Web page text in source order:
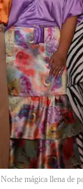
Noche mágica llena de